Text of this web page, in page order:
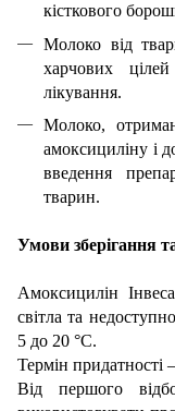
кісткового
Молоко від
харчових
лікування.
Молоко,
амоксициліну і
введення
тварин.
Умови зберігання
Амоксицилін
світла та
5 до 20 °С.
Термін придатності
Від першого